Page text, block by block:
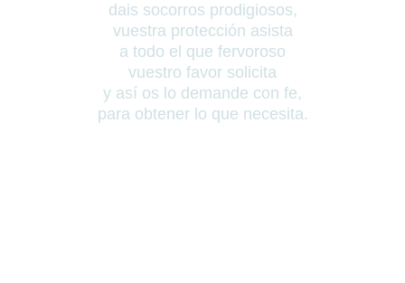
dais socorros prodigiosos,
vuestra protección asista
a todo el que fervoroso
vuestro favor solicita
y así os lo demande con fe,
para obtener lo que necesita.